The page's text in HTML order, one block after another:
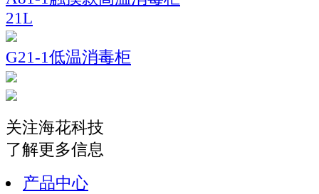
21L
G21-1低温消毒柜
关注海花科技
了解更多信息
产品中心